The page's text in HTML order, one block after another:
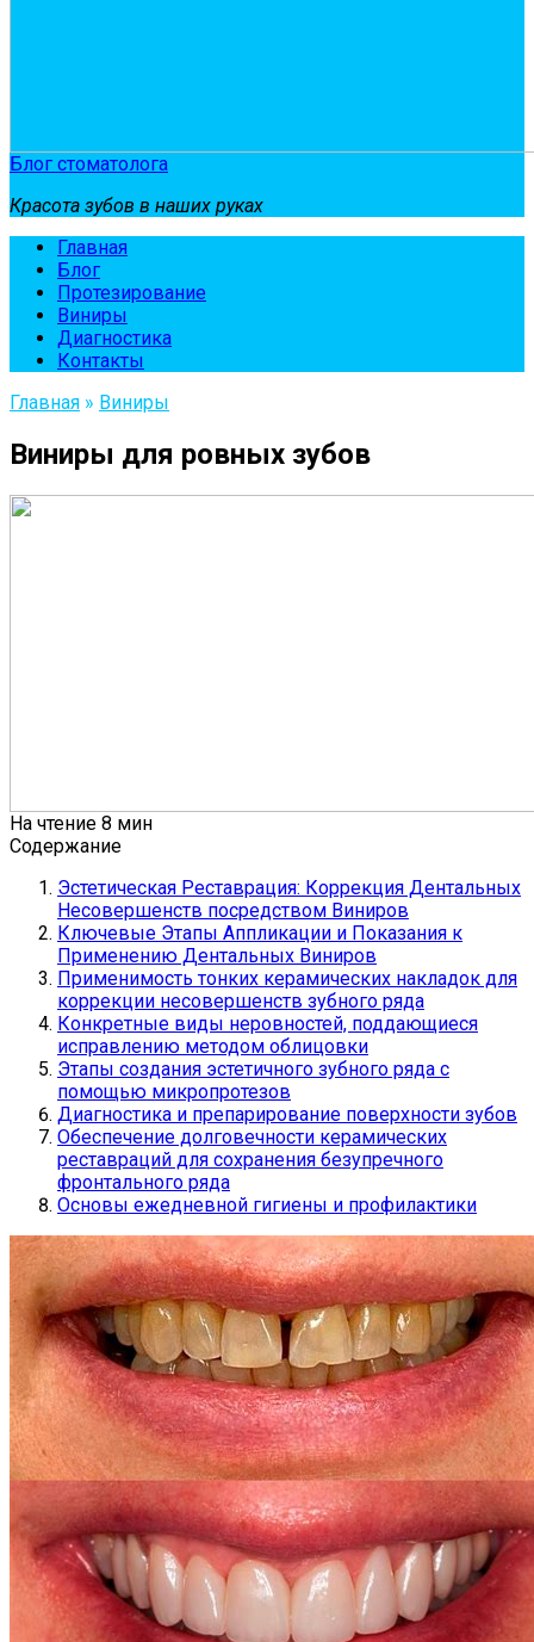
Блог стоматолога
Красота зубов в наших руках
Главная
Блог
Протезирование
Виниры
Диагностика
Контакты
Главная » Виниры
Виниры для ровных зубов
На чтение 8 мин
Содержание
Эстетическая Реставрация: Коррекция Дентальных
Несовершенств посредством Виниров
Ключевые Этапы Аппликации и Показания к
Применению Дентальных Виниров
Применимость тонких керамических накладок для
коррекции несовершенств зубного ряда
Конкретные виды неровностей, поддающиеся
исправлению методом облицовки
Этапы создания эстетичного зубного ряда с
помощью микропротезов
Диагностика и препарирование поверхности зубов
Обеспечение долговечности керамических
реставраций для сохранения безупречного
фронтального ряда
Основы ежедневной гигиены и профилактики